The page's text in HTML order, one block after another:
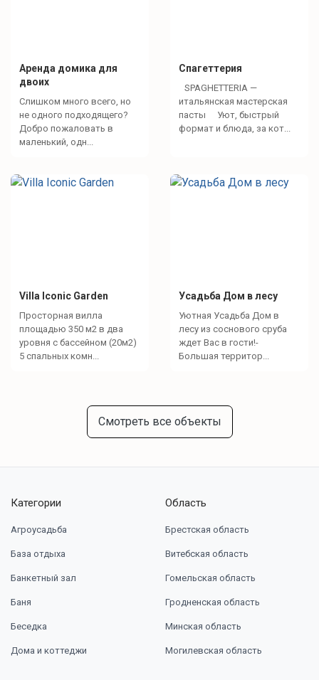
Аренда домика для
двоих
Слишком много всего, но
не одного подходящего?
Добро пожаловать в
маленький, одн...
Спагеттерия
SPAGHETTERIA —
итальянская мастерская
пасты Уют, быстрый
формат и блюда, за кот...
Villa Iconic Garden
Просторная вилла
площадью 350 м2 в два
уровня с бассейном (20м2)
5 спальных комн...
Усадьба Дом в лесу
Уютная Усадьба Дом в
лесу из соснового сруба
ждет Вас в гости!-
Большая территор...
Смотреть все объекты
Категории
Агроусадьба
База отдыха
Банкетный зал
Баня
Беседка
Дома и коттеджи
Область
Брестская область
Витебская область
Гомельская область
Гродненская область
Минская область
Могилевская область